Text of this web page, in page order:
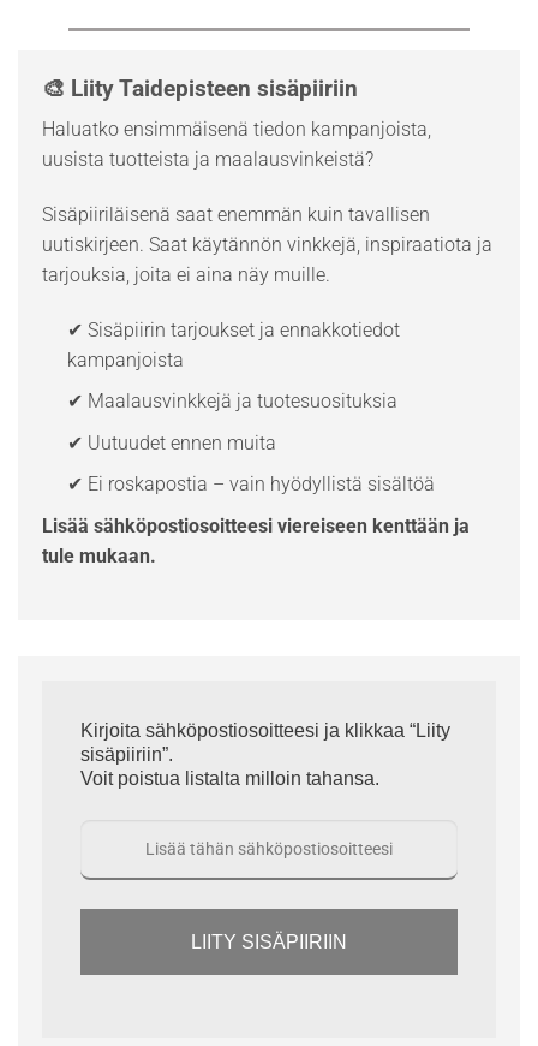
🎨 Liity Taidepisteen sisäpiiriin
Haluatko ensimmäisenä tiedon kampanjoista,
uusista tuotteista ja maalausvinkeistä?
Sisäpiiriläisenä saat enemmän kuin tavallisen
uutiskirjeen. Saat käytännön vinkkejä, inspiraatiota ja
tarjouksia, joita ei aina näy muille.
✔ Sisäpiirin tarjoukset ja ennakkotiedot
kampanjoista
✔ Maalausvinkkejä ja tuotesuosituksia
✔ Uutuudet ennen muita
✔ Ei roskapostia – vain hyödyllistä sisältöä
Lisää sähköpostiosoitteesi viereiseen kenttään ja
tule mukaan.
Kirjoita sähköpostiosoitteesi ja klikkaa “Liity
sisäpiiriin”.
Voit poistua listalta milloin tahansa.
LIITY SISÄPIIRIIN